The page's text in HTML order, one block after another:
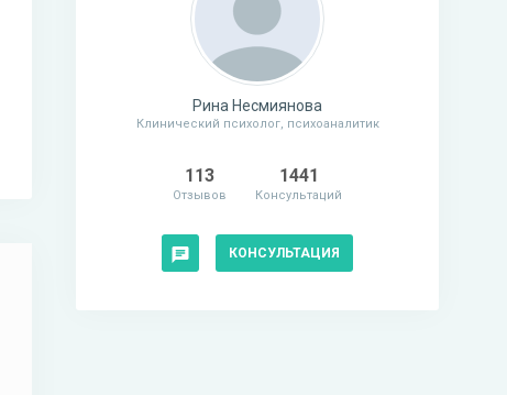
Рина Несмиянова
Клинический психолог, психоаналитик
113
Отзывов
1441
Консультаций
КОНСУЛЬТАЦИЯ